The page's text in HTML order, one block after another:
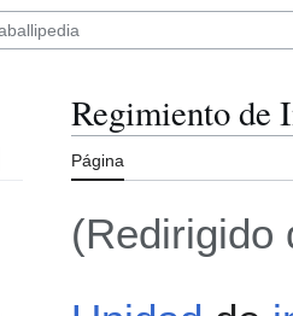
Regimiento de
Página
(Redirigido